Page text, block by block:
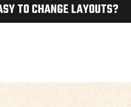
TO CHANGE LAYOUTS?